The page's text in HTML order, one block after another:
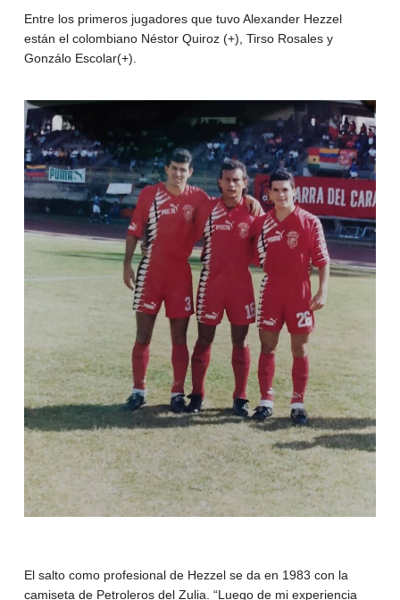
Entre los primeros jugadores que tuvo Alexander Hezzel
están el colombiano Néstor Quiroz (+), Tirso Rosales y
Gonzálo Escolar(+).
El salto como profesional de Hezzel se da en 1983 con la
camiseta de Petroleros del Zulia. “Luego de mi experiencia